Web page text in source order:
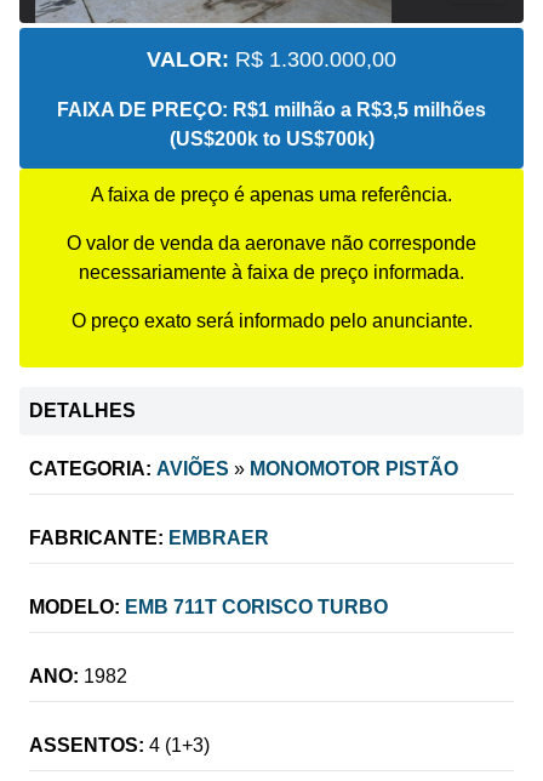
VALOR: R$ 1.300.000,00
FAIXA DE PREÇO: R$1 milhão a R$3,5 milhões
(US$200k to US$700k)
A faixa de preço é apenas uma referência.
O valor de venda da aeronave não corresponde
necessariamente à faixa de preço informada.
O preço exato será informado pelo anunciante.
DETALHES
CATEGORIA: AVIÕES » MONOMOTOR PISTÃO
FABRICANTE: EMBRAER
MODELO: EMB 711T CORISCO TURBO
ANO: 1982
ASSENTOS: 4 (1+3)